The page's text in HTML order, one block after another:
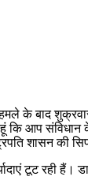
के बाद
कि आप
शासन की
टूट रही हैं।